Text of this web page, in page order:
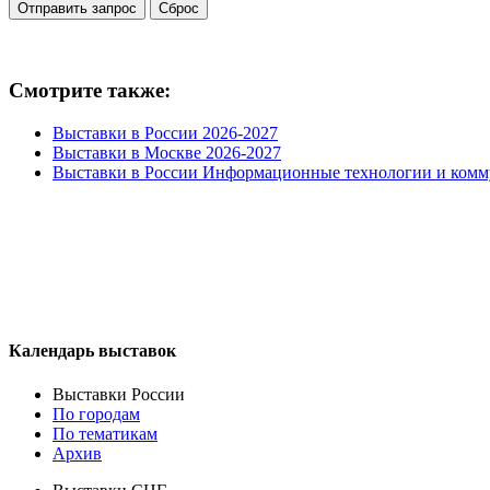
Смотрите также:
Выставки в России 2026-2027
Выставки в Москве 2026-2027
Выставки в России Информационные технологии и
Календарь выставок
Выставки России
По городам
По тематикам
Архив